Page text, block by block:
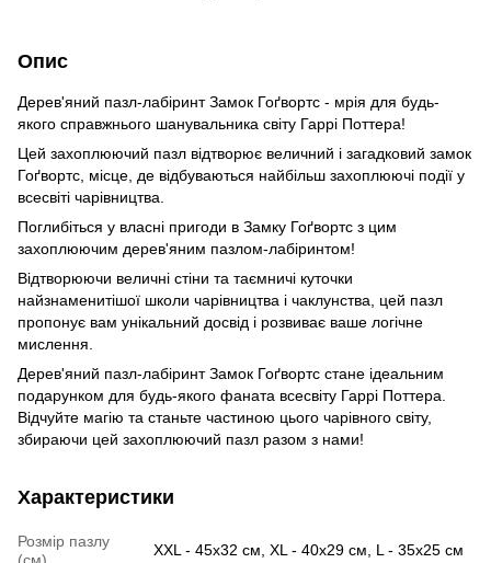
Опис
Дерев'яний пазл-лабіринт Замок Гоґвортс - мрія для будь-
якого справжнього шанувальника світу Гаррі Поттера!
Цей захоплюючий пазл відтворює величний і загадковий замок
Гоґвортс, місце, де відбуваються найбільш захоплюючі події у
всесвіті чарівництва.
Поглибіться у власні пригоди в Замку Гоґвортс з цим
захоплюючим дерев'яним пазлом-лабіринтом!
Відтворюючи величні стіни та таємничі куточки
найзнаменитішої школи чарівництва і чаклунства, цей пазл
пропонує вам унікальний досвід і розвиває ваше логічне
мислення.
Дерев'яний пазл-лабіринт Замок Гоґвортс стане ідеальним
подарунком для будь-якого фаната всесвіту Гаррі Поттера.
Відчуйте магію та станьте частиною цього чарівного світу,
збираючи цей захоплюючий пазл разом з нами!
Характеристики
Розмір пазлу
(см)
XXL - 45х32 см, XL - 40х29 см, L - 35х25 см